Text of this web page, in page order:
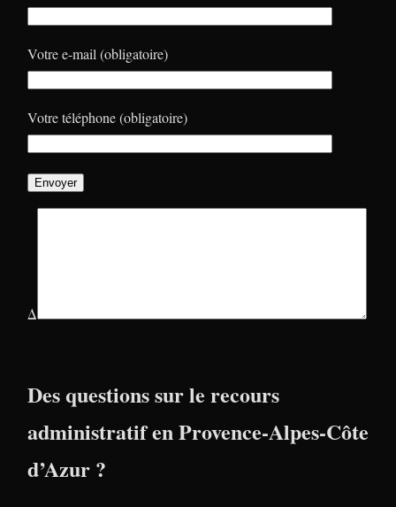
Votre e-mail (obligatoire)
Votre téléphone (obligatoire)
Δ
Des questions sur le recours
administratif en Provence-Alpes-Côte
d’Azur ?